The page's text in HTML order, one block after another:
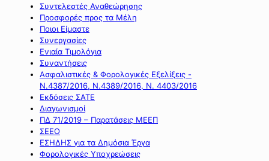
Συντελεστές Αναθεώρησης
Προσφορές προς τα Μέλη
Ποιοι Είμαστε
Συνεργασίες
Ενιαία Τιμολόγια
Συναντήσεις
Ασφαλιστικές & Φορολογικές Εξελίξεις -
Ν.4387/2016, Ν.4389/2016, Ν. 4403/2016
Εκδόσεις ΣΑΤΕ
Διαγωνισμοί
ΠΔ 71/2019 – Παρατάσεις ΜΕΕΠ
ΣΕΕΟ
ΕΣΗΔΗΣ για τα Δημόσια Έργα
Φορολογικές Υποχρεώσεις